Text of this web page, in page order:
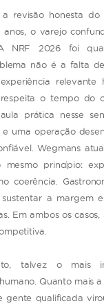
revisão honesta do
anos, o varejo
NRF 2026 foi
não é a falta
relevante
o tempo do
prática nesse
e uma operação
Wegmans
princípio:
coerência.
a margem
Em ambos os casos,
talvez o mais
Quanto mais a
gente qualificada